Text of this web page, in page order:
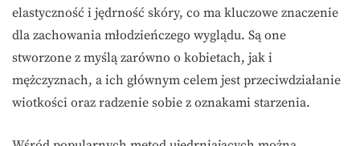
elastyczność i jędrność skóry, co ma kluczowe znaczenie
dla zachowania młodzieńczego wyglądu. Są one
stworzone z myślą zarówno o kobietach, jak i
mężczyznach, a ich głównym celem jest przeciwdziałanie
wiotkości oraz radzenie sobie z oznakami starzenia.